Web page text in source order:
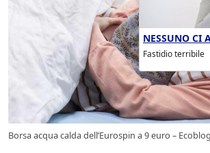
Borsa acqua calda dell’Eurospin a 9 euro –
NESSUNO CI
Fastidio terribile